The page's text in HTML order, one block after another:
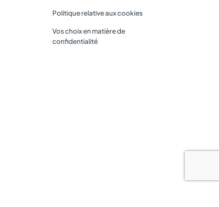
Politique relative aux cookies
Vos choix en matière de
confidentialité